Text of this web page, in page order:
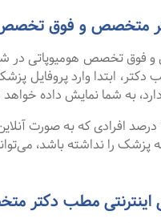
متخصص و فوق تخصص
تخصص هومیوپاتی در
دکتر، ابتدا وارد
به شما نمایش داده خواهد
به جرات می‌ توان گفت ۹۹ درصد
پزشک را نداشته باشد،
اینترنتی مطب